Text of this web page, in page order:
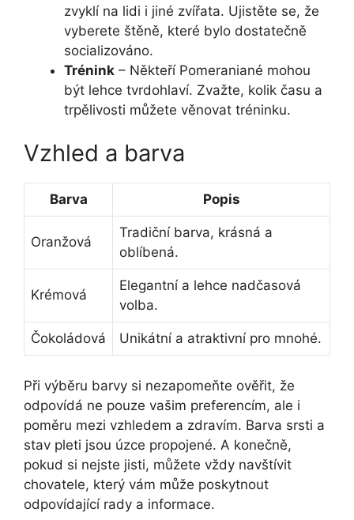
zvyklí na lidi i jiné zvířata. Ujistěte se, že
vyberete štěně, které bylo dostatečně
socializováno.
Trénink – Někteří Pomeraniané mohou
být lehce tvrdohlaví. Zvažte, kolik času a
trpělivosti můžete věnovat tréninku.
Vzhled a barva
Barva Popis
Oranžová
Tradiční barva, krásná a
oblíbená.
Krémová
Elegantní a lehce nadčasová
volba.
Čokoládová Unikátní a atraktivní pro mnohé.
Při výběru barvy si nezapomeňte ověřit, že
odpovídá ne pouze vašim preferencím, ale i
poměru mezi vzhledem a zdravím. Barva srsti a
stav pleti jsou úzce propojené. A konečně,
pokud si nejste jisti, můžete vždy navštívit
chovatele, který vám může poskytnout
odpovídající rady a informace.